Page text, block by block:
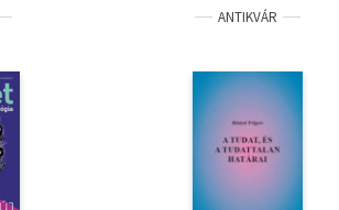
ANTIKVÁR